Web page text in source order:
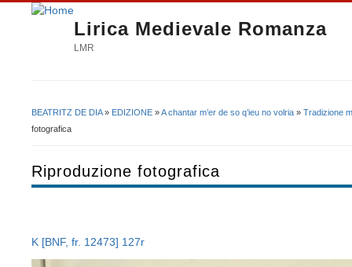
Lirica Medievale Romanza
LMR
Tu sei qui
BEATRITZ DE DIA» EDIZIONE »A chantar m’er de so q’ieu no volria » Tradizione
fotografica
Riproduzione fotografica
K [BNF, fr. 12473] 127r